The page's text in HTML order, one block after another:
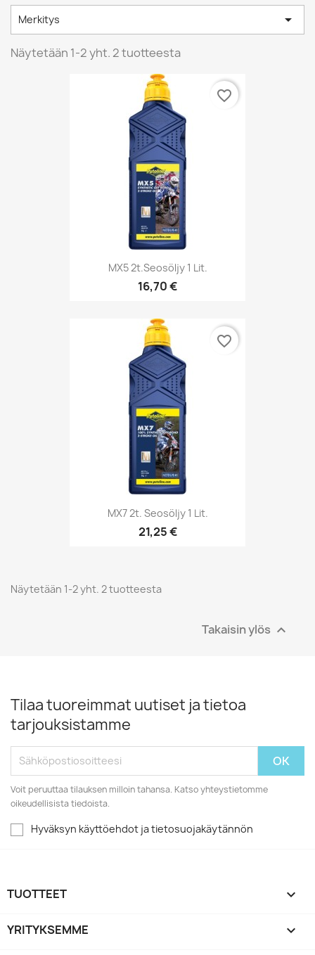
Merkitys 
Näytetään 1-2 yht. 2 tuotteesta
MX5 2t.seosöljy 1 Lit.
16,70 €
favorite_border
MX7 2t. Seosöljy 1 Lit.
21,25 €
favorite_border
Näytetään 1-2 yht. 2 tuotteesta
Takaisin ylös 
Tilaa tuoreimmat uutiset ja tietoa
tarjouksistamme
Voit peruuttaa tilauksen milloin tahansa. Katso yhteystietomme
oikeudellisista tiedoista.
Hyväksyn käyttöehdot ja tietosuojakäytännön
TUOTTEET 
YRITYKSEMME 